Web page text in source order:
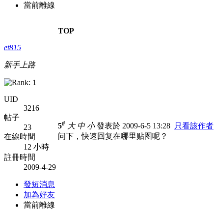
當前離線
TOP
et815
新手上路
UID
3216
帖子
23
在線時間
12 小時
註冊時間
2009-4-29
發短消息
加為好友
當前離線
5# 大 中 小發表於 2009-6-5 13:28 只看該作者
问下，快速回复在哪里贴图呢？